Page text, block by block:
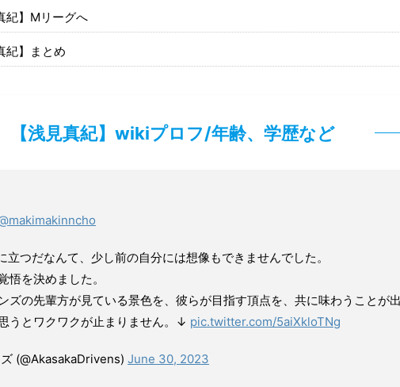
紀】Mリーグへ
紀】まとめ
【浅見真紀】wikiプロフ/年齢、学歴など
立つだなんて、少し前の自分には想像もできませんでした。
悟を決めました。
ズの先輩方が見ている景色を、彼らが目指す頂点を、共に味わうことが
うとワクワクが止まりません。↓ pic.twitter.com/5aiXkloTNg
(@AkasakaDrivens) June 30, 2023